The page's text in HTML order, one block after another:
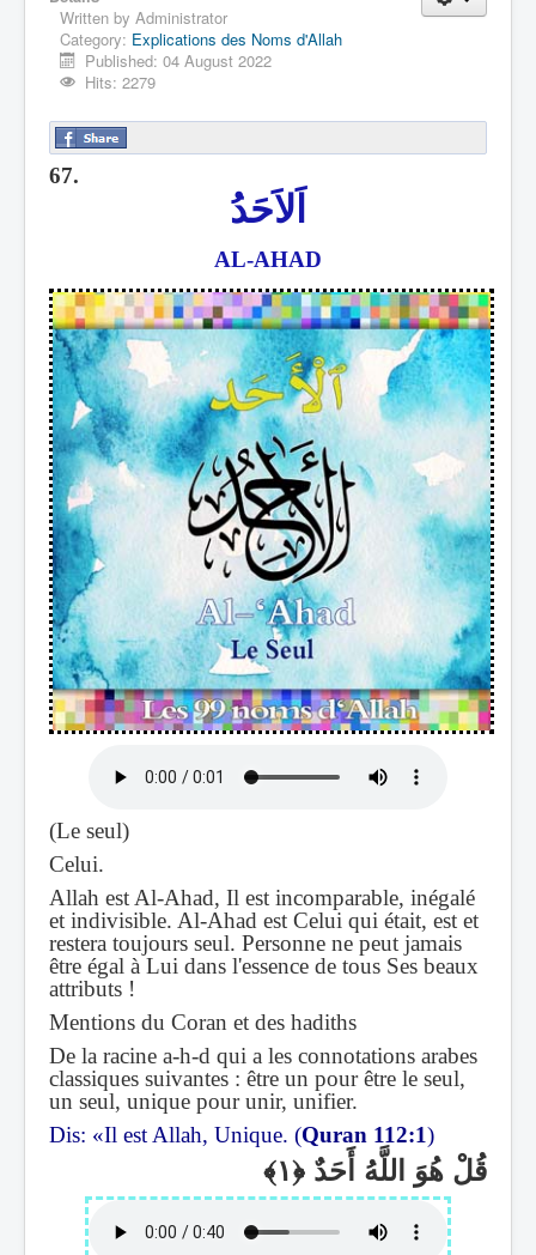
Written by Administrator
Category: Explications des Noms d'Allah
Published: 04 August 2022
Hits: 2279
67.
اَلاَحَدُ
AL-AHAD
(Le seul)
Celui.
Allah est Al-Ahad, Il est incomparable, inégalé
et indivisible. Al-Ahad est Celui qui était, est et
restera toujours seul. Personne ne peut jamais
être égal à Lui dans l'essence de tous Ses beaux
attributs !
Mentions du Coran et des hadiths
De la racine a-h-d qui a les connotations arabes
classiques suivantes : être un pour être le seul,
un seul, unique pour unir, unifier.
Dis: «Il est Allah, Unique. (Quran 112:1)
قُلْ هُوَ اللَّهُ أَحَدٌ